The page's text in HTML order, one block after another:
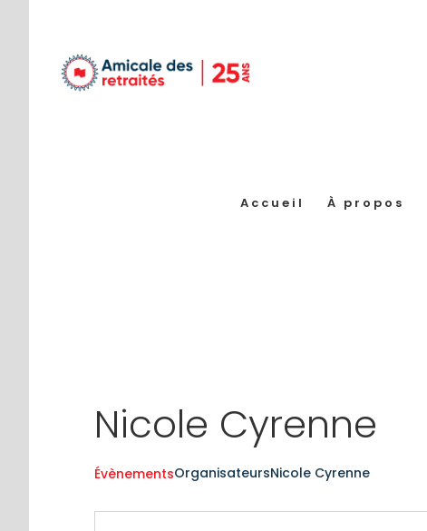
contenu
Accueil À propos
Nicole Cyrenne
ÉvènementsOrganisateursNicole Cyrenne